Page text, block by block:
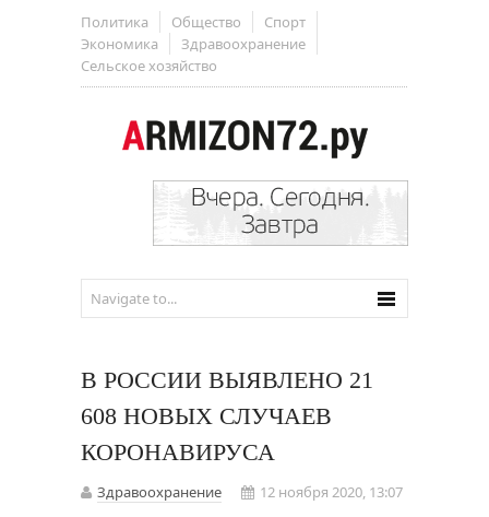
Политика Общество
Спорт
Экономика
Здравоохранение
Сельское хозяйство
В РОССИИ ВЫЯВЛЕНО 21
608 НОВЫХ СЛУЧАЕВ
КОРОНАВИРУСА
Здравоохранение
12 ноября 2020, 13:07